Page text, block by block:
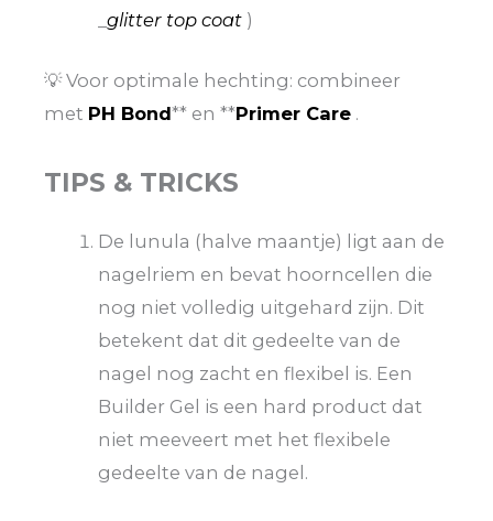
_glitter top coat )
💡 Voor optimale hechting: combineer
met PH Bond** en **Primer Care .
TIPS & TRICKS
De lunula (halve maantje) ligt aan de
nagelriem en bevat hoorncellen die
nog niet volledig uitgehard zijn. Dit
betekent dat dit gedeelte van de
nagel nog zacht en flexibel is. Een
Builder Gel is een hard product dat
niet meeveert met het flexibele
gedeelte van de nagel.